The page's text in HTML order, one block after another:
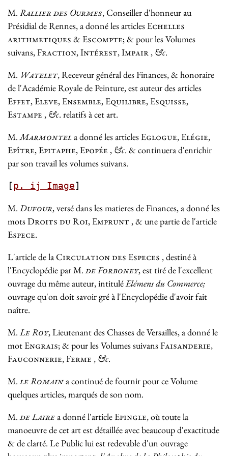
M. Rallier des Ourmes, Conseiller d'honneur au
Présidial de Rennes, a donné les articles Echelles
arithmetiques & Escompte; & pour les Volumes
suivans,Fraction, Intérest, Impair, &c.
M. Watelet, Receveur général des Finances, & honoraire
de l'Académie Royale de Peinture, est auteur des articles
Effet, Eleve, Ensemble, Equilibre, Esquisse,
Estampe , &c. relatifs à cet art.
M.Marmontela donné les articles Eglogue, Elégie,
Epître, Epitaphe, Epopée , &c. & continuera d'enrichir
par son travail les volumes suivans.
[p. ij Image]
M. Dufour, versé dans les matieres de Finances, a donné les
motsDroits du Roi, Emprunt , & une partie de l'article
Espece.
L'article de laCirculation des Especes , destiné à
l'Encyclopédie par M.de Forboney, est tiré de l'excellent
ouvrage du même auteur, intituléElémens du Commerce;
ouvrage qu'on doit savoir gré à l'Encyclopédie d'avoir fait
naître.
M.Le Roy, Lieutenant des Chasses de Versailles, a donné le
mot Engrais; & pour les Volumes suivansFaisanderie,
Fauconnerie, Ferme , &c.
M.le Romaina continué de fournir pour ce Volume
quelques articles, marqués de son nom.
M.de Lairea donné l'article Epingle, où toute la
manoeuvre de cet art est détaillée avec beaucoup d'exactitude
& de clarté. Le Public lui est redevable d'un ouvrage